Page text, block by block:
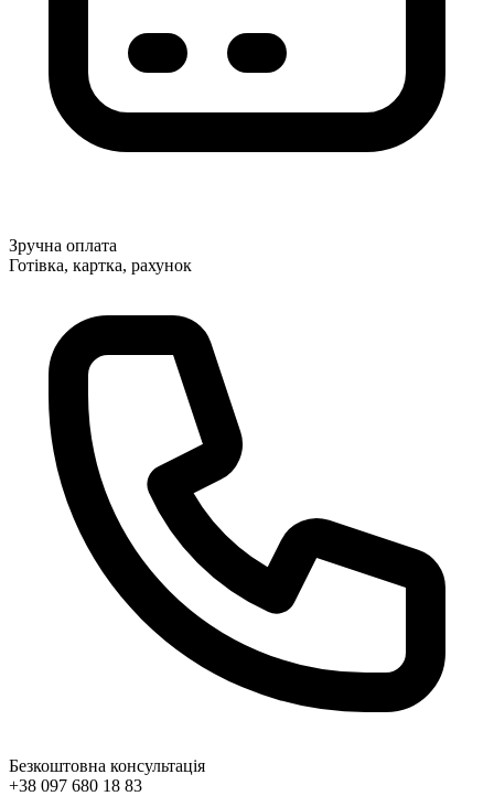
Зручна оплата
Готівка, картка, рахунок
Безкоштовна консультація
+38 097 680 18 83